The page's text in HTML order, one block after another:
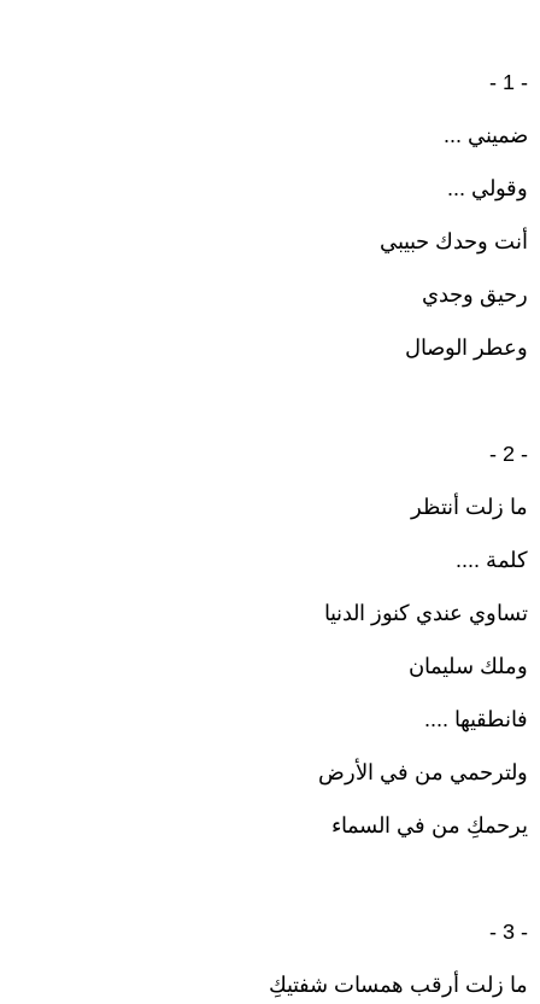
- 1 -
ضميني ...
وقولي ...
أنت وحدك حبيبي
رحيق وجدي
وعطر الوصال
- 2 -
ما زلت أنتظر
كلمة ....
تساوي عندي كنوز الدنيا
وملك سليمان
فانطقيها ....
ولترحمي من في الأرض
يرحمكِ من في السماء
- 3 -
ما زلت أرقب همسات شفتيكِ